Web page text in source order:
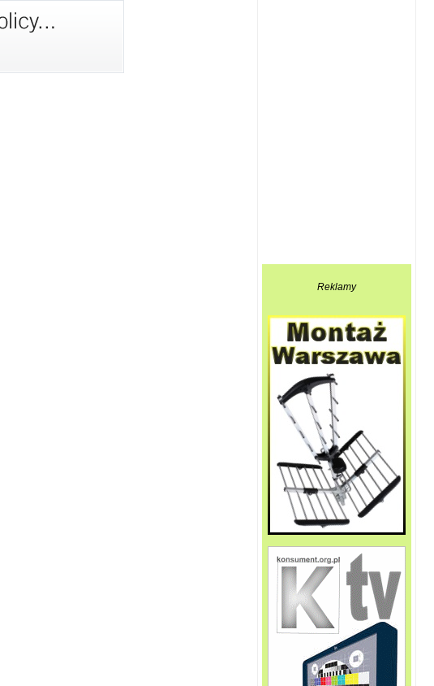
Reklamy